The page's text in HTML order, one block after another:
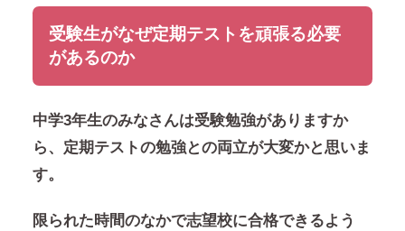
受験生がなぜ定期テストを頑張る必要
があるのか
中学3年生のみなさんは受験勉強がありますか
ら、定期テストの勉強との両立が大変かと思いま
す。
限られた時間のなかで志望校に合格できるよう